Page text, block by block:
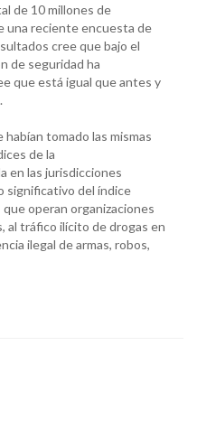
de 10 millones de
una reciente encuesta de
cree que bajo el
de seguridad ha
que está igual que antes y
tomado las mismas
de la
en las jurisdicciones
significativo del índice
operan organizaciones
al tráfico ilícito de drogas en
ilegal de armas, robos,